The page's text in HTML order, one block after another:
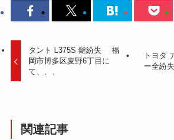
タント L375S 鍵紛失 福
岡市博多区麦野6丁目に
て、、、
トヨタ
ー全紛失
関連記事